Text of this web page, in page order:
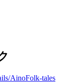
AinoFolk-tales